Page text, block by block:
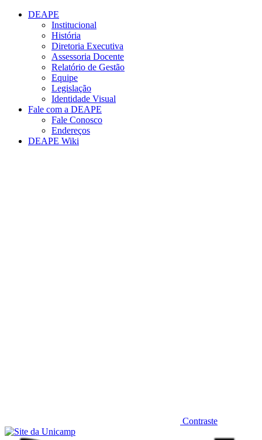
Conteúdo principal
DEAPE
Institucional
História
Diretoria Executiva
Assessoria Docente
Relatório de Gestão
Equipe
Legislação
Identidade Visual
Fale com a DEAPE
Fale Conosco
Endereços
DEAPE Wiki
Contraste